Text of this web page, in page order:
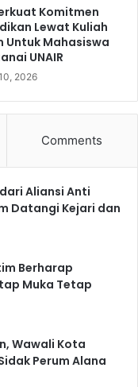
Komitmen
Lewat Kuliah
Untuk Mahasiswa
UNAIR
2026
Comments
Aliansi Anti
Datangi Kejari dan
Berharap
Muka Tetap
Wawali Kota
Perum Alana